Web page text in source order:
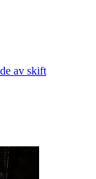
av skift